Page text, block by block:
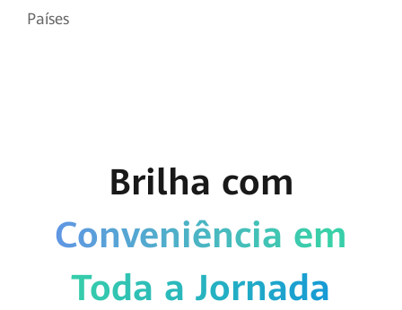
Países
Brilha com
Conveniência em
Toda a Jornada